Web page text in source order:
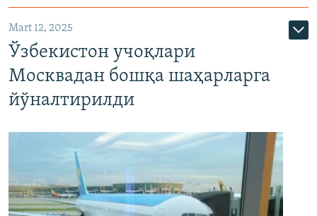
Mart 12, 2025
Ўзбекистон учоқлари
Москвадан бошқа шаҳарларга
йўналтирилди